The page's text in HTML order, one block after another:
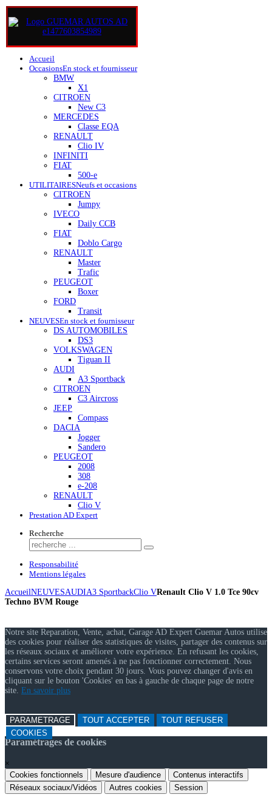
Accueil
OccasionsEn stock et fournisseur
BMW
X1
CITROEN
New C3
MERCEDES
Classe EQA
RENAULT
Clio IV
INFINITI
FIAT
500-e
UTILITAIRESNeufs et occasions
CITROEN
Jumpy
IVECO
Daily CCB
FIAT
Doblo Cargo
RENAULT
Master
Trafic
PEUGEOT
Boxer
FORD
Transit
NEUVESEn stock et fournisseur
DS AUTOMOBILES
DS3
VOLKSWAGEN
Tiguan II
AUDI
A3 Sportback
CITROEN
C3 Aircross
JEEP
Compass
DACIA
Jogger
Sandero
PEUGEOT
2008
308
e-208
RENAULT
Clio V
Prestation AD Expert
Recherche
Responsabilité
Mentions légales
AccueilNEUVESAUDIA3 SportbackClio VRenault Clio V 1.0 Tce 90cv
Techno BVM Rouge
Notre site Reparation, Vente, achat, Garage AD Expert Guemar Autos utilise
des cookies pour réaliser des statistiques de visites, partager des contenus sur
les réseaux sociaux et améliorer votre expérience. En refusant les cookies,
certains services seront amenés à ne pas fonctionner correctement. Nous
conservons votre choix pendant 30 jours. Vous pouvez changer d'avis en
cliquant sur le bouton 'Cookies' en bas à gauche de chaque page de notre
site. En savoir plus
PARAMETRAGE TOUT ACCEPTER
TOUT REFUSER
COOKIES
Paramétrages de cookies
×
Cookies fonctionnels
Mesure d'audience
Contenus interactifs
Réseaux sociaux/Vidéos
Autres cookies Session